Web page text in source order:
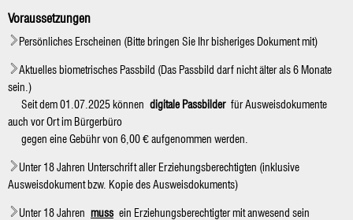
Voraussetzungen
Persönliches Erscheinen (Bitte bringen Sie Ihr bisheriges Dokument mit)
Aktuelles biometrisches Passbild (Das Passbild darf nicht älter als 6 Monate
sein.)
Seit dem 01.07.2025 können digitale Passbilderfür Ausweisdokumente
auch vor Ort im Bürgerbüro
gegen eine Gebühr von 6,00 € aufgenommen werden.
Unter 18 Jahren Unterschrift aller Erziehungsberechtigten (inklusive
Ausweisdokument bzw. Kopie des Ausweisdokuments)
Unter 18 Jahren muss ein Erziehungsberechtigter mit anwesend sein